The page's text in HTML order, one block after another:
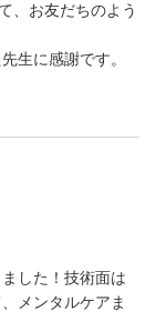
、お友だちのよう
生に感謝です。
した！技術面は
メンタルケアま